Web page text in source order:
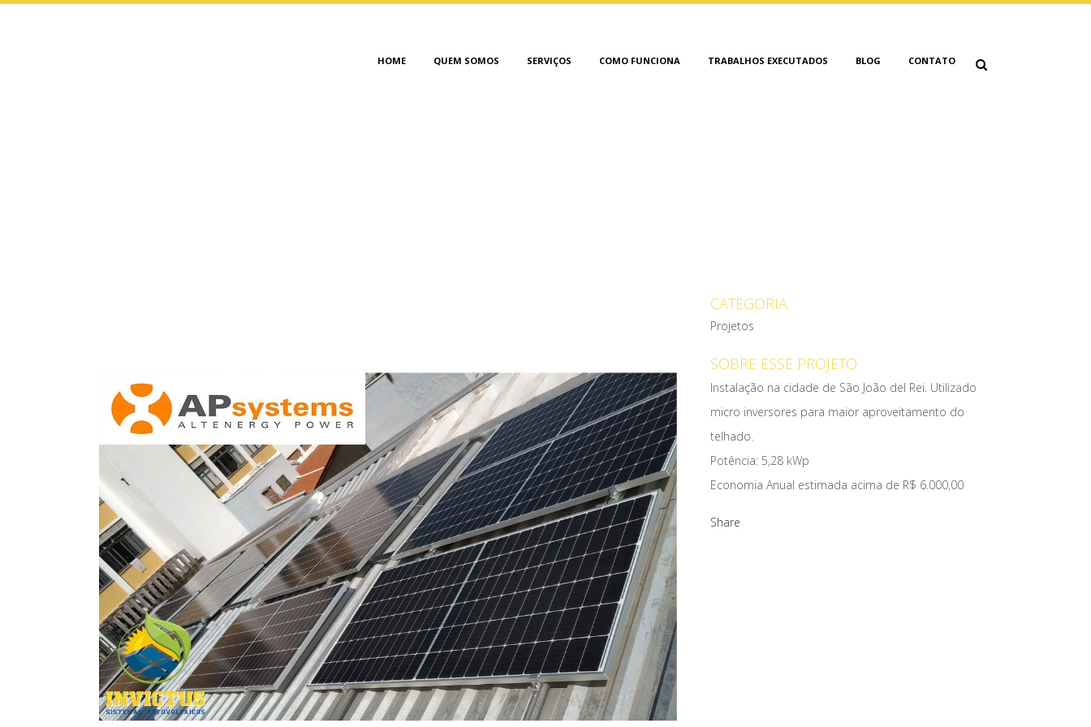
HOME QUEM SOMOS SERVIÇOS COMO FUNCIONA TRABALHOS EXECUTADOS BLOG CONTATO
CATEGORIA
Projetos
SOBRE ESSE PROJETO
Instalação na cidade de São João del Rei. Utilizado
micro inversores para maior aproveitamento do
telhado.
Potência: 5,28 kWp
Economia Anual estimada acima de R$ 6.000,00
Share